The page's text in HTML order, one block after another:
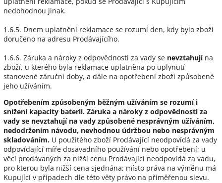
nedohodnou jinak.
1.6.5. Dnem uplatnění reklamace se rozumí den, kdy bylo zboží
doručeno na adresu Prodávajícího.
1.6.6. Záruka a nároky z odpovědnosti za vady se nevztahujína
zboží, u kterého byla reklamace uplatněna po uplynutí
stanovené záruční doby, a dále na opotřebení zboží způsobené
jeho užíváním.
Opotřebením způsobeným běžným užíváním se rozumí i
snížení kapacity baterií. Záruka a nároky z odpovědnosti za
vady se nevztahují na vady způsobené nesprávným užíváním,
nedodržením návodu, nevhodnou údržbou nebo nesprávným
skladováním. U použitého zboží Prodávající neodpovídá za vady
odpovídající míře dosavadního používání nebo opotřebení; u
věcí prodávaných za nižší cenu Prodávající neodpovídá za vadu,
pro kterou byla nižší cena sjednána; místo práva na výměnu má
Kupující v případech dle této věty právo na přiměřenou slevu.